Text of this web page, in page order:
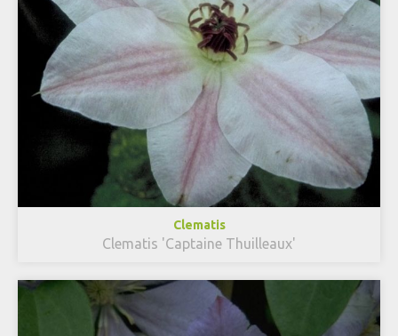
Clematis
Clematis 'Captaine Thuilleaux'